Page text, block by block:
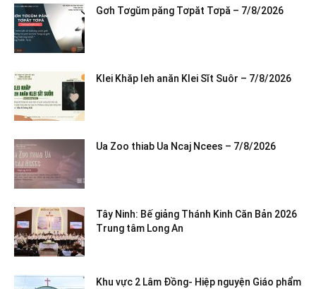
Gơh Tơgŭm păng Tơpăt Tơpă – 7/8/2026
Klei Khăp leh anăn Klei Sĭt Suôr – 7/8/2026
Ua Zoo thiab Ua Ncaj Ncees – 7/8/2026
Tây Ninh: Bế giảng Thánh Kinh Căn Bản 2026
Trung tâm Long An
Khu vực 2 Lâm Đồng- Hiệp nguyện Giáo phẩm